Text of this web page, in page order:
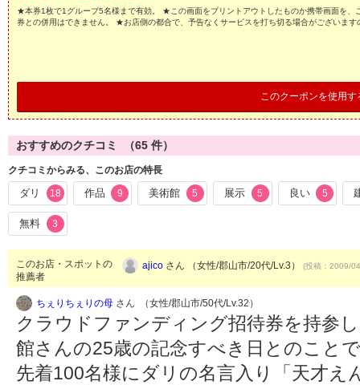
★本券1枚で1グループ5名様まで有効。 ★この画面をプリントアウトしたものか携帯画面を
券との併用はできません。 ★お店側の都合で、予告なくサービスを打ち切る場合がございます
このクーポンを使用す
おすすめのクチコミ （65 件）
クチコミからみる、このお店の特長
ダリ 18 作品 9 美術館 5 展示 5 良い 5
無料 3
このお店・スポットの
推薦者
ajico さん （女性/郡山市/20代/Lv.3） (投稿：2009/
ちぇりちぇりの母 さん （女性/郡山市/50代/Lv.32）
クラウドファンディング招待券を持参
館さんの25歳の記念すべき日とのこと
先着100名様にダリの名言入り「天才